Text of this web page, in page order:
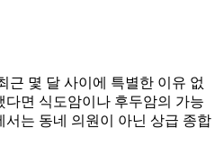
근 몇 달 사이에 특별한 이유 없
면 식도암이나 후두암의 가능
서는 동네 의원이 아닌 상급 종합